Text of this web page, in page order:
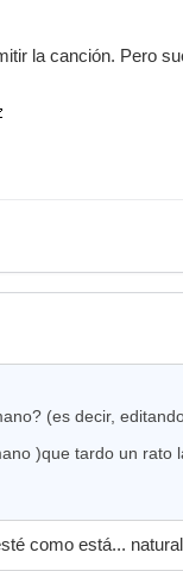
la canción. Pero
(es decir,
)que tardo un rato
como está...